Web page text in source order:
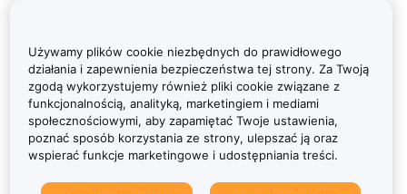
Używamy plików cookie niezbędnych do prawidłowego
działania i zapewnienia bezpieczeństwa tej strony. Za Twoją
zgodą wykorzystujemy również pliki cookie związane z
funkcjonalnością, analityką, marketingiem i mediami
społecznościowymi, aby zapamiętać Twoje ustawienia,
poznać sposób korzystania ze strony, ulepszać ją oraz
wspierać funkcje marketingowe i udostępniania treści.